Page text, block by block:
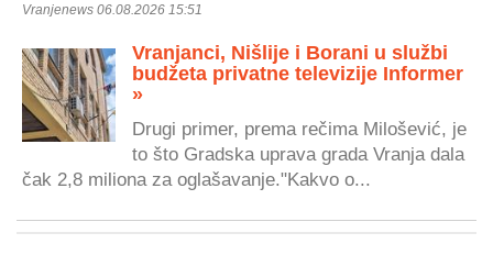
Vranjenews 06.08.2026 15:51
Vranjanci, Nišlije i Borani u službi
budžeta privatne televizije Informer
»
Drugi primer, prema rečima Milošević, je
to što Gradska uprava grada Vranja dala
čak 2,8 miliona za oglašavanje."Kakvo o...